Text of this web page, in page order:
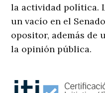
la actividad política.
un vacío en el
opositor, además de
la opinión pública.